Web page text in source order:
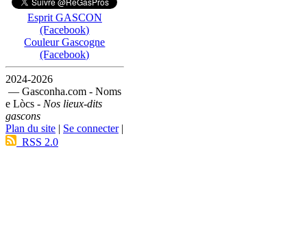
Esprit GASCON
(Facebook)
Couleur Gascogne
(Facebook)
2024-2026
— Gasconha.com - Noms
e Lòcs - Nos lieux-dits
gascons
Plan du site | Se connecter|
RSS 2.0